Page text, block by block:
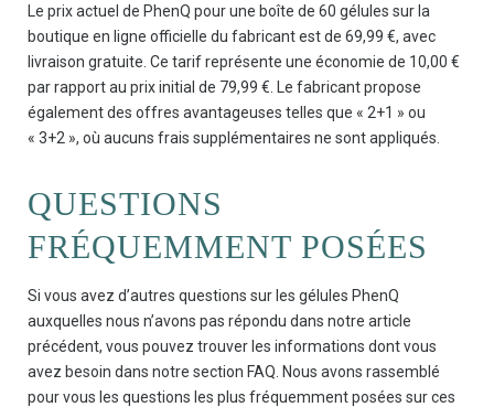
Le prix actuel de PhenQ pour une boîte de 60 gélules sur la
boutique en ligne officielle du fabricant est de 69,99 €, avec
livraison gratuite. Ce tarif représente une économie de 10,00 €
par rapport au prix initial de 79,99 €. Le fabricant propose
également des offres avantageuses telles que « 2+1 » ou
« 3+2 », où aucuns frais supplémentaires ne sont appliqués.
QUESTIONS
FRÉQUEMMENT POSÉES
Si vous avez d’autres questions sur les gélules PhenQ
auxquelles nous n’avons pas répondu dans notre article
précédent, vous pouvez trouver les informations dont vous
avez besoin dans notre section FAQ. Nous avons rassemblé
pour vous les questions les plus fréquemment posées sur ces